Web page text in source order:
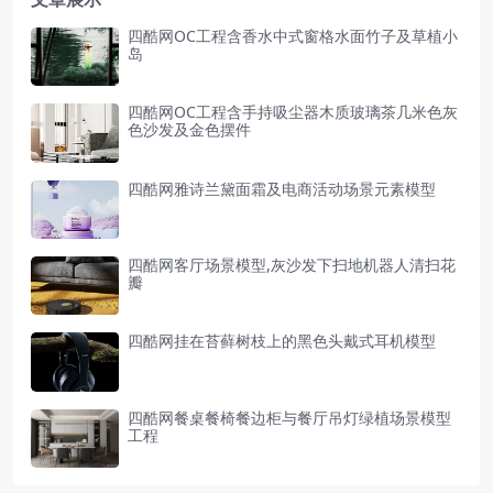
四酷网OC工程含香水中式窗格水面竹子及草植小
岛
四酷网OC工程含手持吸尘器木质玻璃茶几米色灰
色沙发及金色摆件
四酷网雅诗兰黛面霜及电商活动场景元素模型
四酷网客厅场景模型,灰沙发下扫地机器人清扫花
瓣
四酷网挂在苔藓树枝上的黑色头戴式耳机模型
四酷网餐桌餐椅餐边柜与餐厅吊灯绿植场景模型
工程